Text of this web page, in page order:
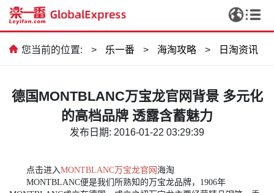
您当前的位置: > 乐一番 > 海淘攻略 > 日淘资讯
德国MONTBLANC万宝龙官网背景 多元化
的高档品牌 透露含蓄魅力
发布日期: 2016-01-22 03:29:39
点击进入MONTBLANC万宝龙官网 海淘
MONTBLANC便是我们所熟知的万宝龙品牌，1906年